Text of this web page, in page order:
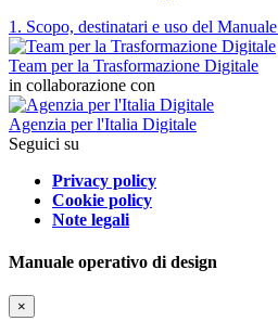
1. Scopo, destinatari e uso del
Team per la Trasformazione Digitale
in collaborazione con
Agenzia per l'Italia Digitale
Seguici su
Privacy policy
Cookie policy
Note legali
Manuale operativo di design
×